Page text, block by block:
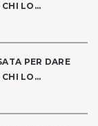
LO...
PER DARE
LO...